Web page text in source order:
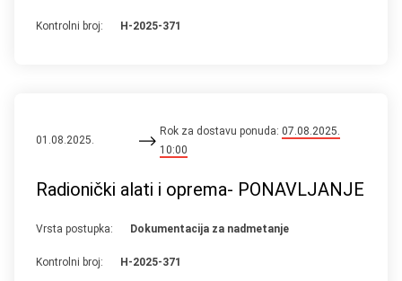
Kontrolni broj: H-2025-371
01.08.2025.
Rok za dostavu ponuda:07.08.2025.
10:00
Radionički alati i oprema- PONAVLJANJE
Vrsta postupka: Dokumentacija za nadmetanje
Kontrolni broj: H-2025-371